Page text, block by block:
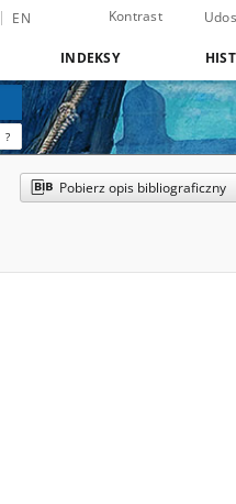
EN Kontrast
INDEKSY
?
Pobierz opis bibliograficzny